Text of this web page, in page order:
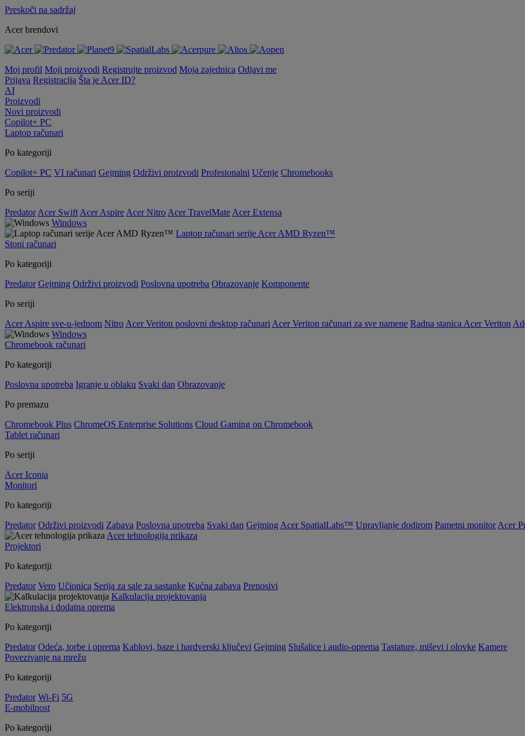
Preskoči na sadržaj
Acer brendovi
Moj profil Moji proizvodi Registrujte proizvod Moja zajednica Odjavi me
Prijava Registracija Šta je Acer ID?
AI
Proizvodi
Novi proizvodi
Copilot+ PC
Laptop računari
Po kategoriji
Copilot+ PC VI računari Gejming Održivi proizvodi Profesionalni Učenje Chromebooks
Po seriji
Predator Acer Swift Acer Aspire Acer Nitro Acer TravelMate Acer Extensa
Windows
Laptop računari serije Acer AMD Ryzen™
Stoni računari
Po kategoriji
Predator Gejming Održivi proizvodi Poslovna upotreba Obrazovanje Komponente
Po seriji
Acer Aspire sve-u-jednom Nitro Acer Veriton poslovni desktop računari Acer Veriton računari za sve namene Radna stanica Acer Veriton
Windows
Chromebook računari
Po kategoriji
Poslovna upotreba Igranje u oblaku Svaki dan Obrazovanje
Po premazu
Chromebook Plus ChromeOS Enterprise Solutions Cloud Gaming on Chromebook
Tablet računari
Po seriji
Acer Iconia
Monitori
Po kategoriji
Predator Održivi proizvodi Zabava Poslovna upotreba Svaki dan Gejming Acer SpatialLabs™ Upravljanje dodirom Pametni monitor Acer
Acer tehnologija prikaza
Projektori
Po kategoriji
Predator Vero Učionica Serija za sale za sastanke Kućna zabava Prenosivi
Kalkulacija projektovanja
Elektronska i dodatna oprema
Po kategoriji
Predator Odeća, torbe i oprema Kablovi, baze i hardverski ključevi Gejming Slušalice i audio-oprema Tastature, miševi i olovke Kamere
Povezivanje na mrežu
Po kategoriji
Predator Wi-Fi 5G
E-mobilnost
Po kategoriji